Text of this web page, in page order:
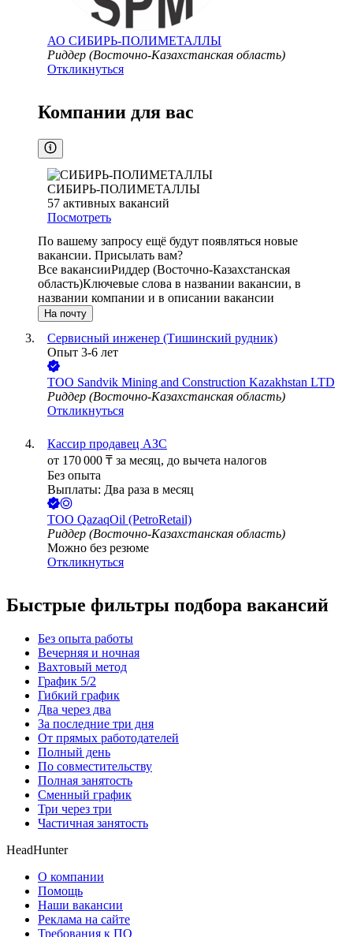
АО СИБИРЬ-ПОЛИМЕТАЛЛЫ
Риддер (Восточно-Казахстанская область)
Откликнуться
Компании для вас
СИБИРЬ-ПОЛИМЕТАЛЛЫ
57 активных вакансий
Посмотреть
По вашему запросу ещё будут появляться новые
вакансии. Присылать вам?
Все вакансииРиддер (Восточно-Казахстанская
область)Ключевые слова в названии вакансии, в
названии компании и в описании вакансии
На почту
Сервисный инженер (Тишинский рудник)
Опыт 3-6 лет
ТОО Sandvik Mining and Construction Kazakhstan LTD
Риддер (Восточно-Казахстанская область)
Откликнуться
Кассир продавец АЗС
от 170 000 ₸ за месяц, до вычета налогов
Без опыта
Выплаты: Два раза в месяц
ТОО QazaqOil (PetroRetail)
Риддер (Восточно-Казахстанская область)
Можно без резюме
Откликнуться
Быстрые фильтры подбора вакансий
Без опыта работы
Вечерняя и ночная
Вахтовый метод
График 5/2
Гибкий график
Два через два
За последние три дня
От прямых работодателей
Полный день
По совместительству
Полная занятость
Сменный график
Три через три
Частичная занятость
HeadHunter
О компании
Помощь
Наши вакансии
Реклама на сайте
Требования к ПО